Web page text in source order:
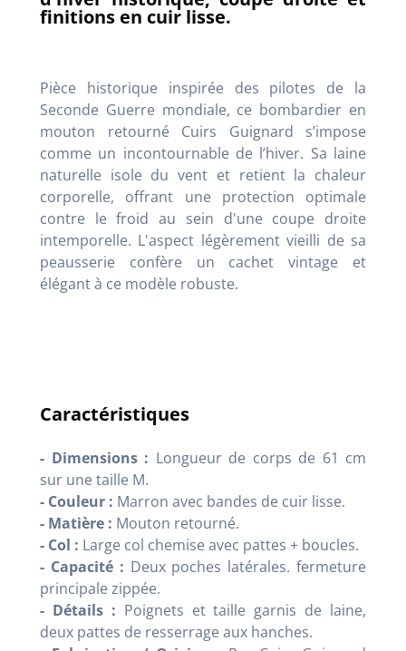
finitions en cuir lisse.
Pièce historique inspirée des pilotes de la
Seconde Guerre mondiale, ce bombardier en
mouton retourné Cuirs Guignard s’impose
comme un incontournable de l’hiver. Sa laine
naturelle isole du vent et retient la chaleur
corporelle, offrant une protection optimale
contre le froid au sein d'une coupe droite
intemporelle. L'aspect légèrement vieilli de sa
peausserie confère un cachet vintage et
élégant à ce modèle robuste.
Caractéristiques
- Dimensions : Longueur de corps de 61 cm
sur une taille M.
- Couleur : Marron avec bandes de cuir lisse.
- Matière : Mouton retourné.
- Col : Large col chemise avec pattes + boucles.
- Capacité : Deux poches latérales. fermeture
principale zippée.
- Détails : Poignets et taille garnis de laine,
deux pattes de resserrage aux hanches.